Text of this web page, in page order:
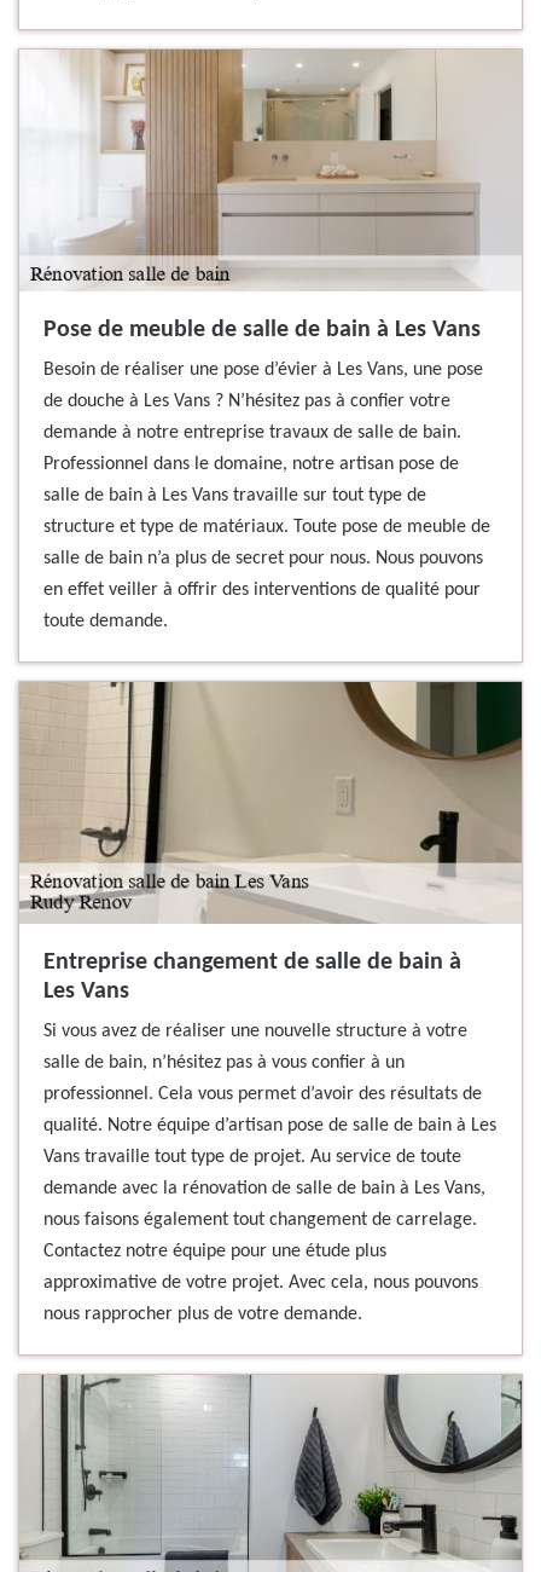
Pose de meuble de salle de bain à Les Vans
Besoin de réaliser une pose d’évier à Les Vans, une pose
de douche à Les Vans ? N’hésitez pas à confier votre
demande à notre entreprise travaux de salle de bain.
Professionnel dans le domaine, notre artisan pose de
salle de bain à Les Vans travaille sur tout type de
structure et type de matériaux. Toute pose de meuble de
salle de bain n’a plus de secret pour nous. Nous pouvons
en effet veiller à offrir des interventions de qualité pour
toute demande.
Entreprise changement de salle de bain à
Les Vans
Si vous avez de réaliser une nouvelle structure à votre
salle de bain, n’hésitez pas à vous confier à un
professionnel. Cela vous permet d’avoir des résultats de
qualité. Notre équipe d’artisan pose de salle de bain à Les
Vans travaille tout type de projet. Au service de toute
demande avec la rénovation de salle de bain à Les Vans,
nous faisons également tout changement de carrelage.
Contactez notre équipe pour une étude plus
approximative de votre projet. Avec cela, nous pouvons
nous rapprocher plus de votre demande.